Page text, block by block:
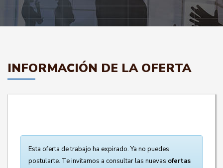
INFORMACIÓN DE LA OFERTA
Esta oferta de trabajo ha expirado. Ya no puedes
postularte. Te invitamos a consultar las nuevas ofertas